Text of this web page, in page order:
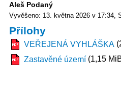
Aleš Podaný
Vyvěšeno: 13. května 2026 v 17:34
Přílohy
VEŘEJENÁ VYHLÁŠKA
Zastavěné území(1,15